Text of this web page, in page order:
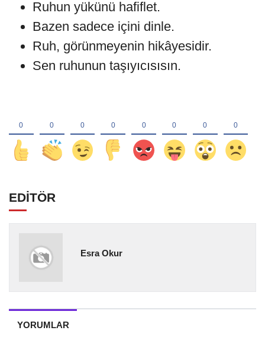
Ruhun yükünü hafiflet.
Bazen sadece içini dinle.
Ruh, görünmeyenin hikâyesidir.
Sen ruhunun taşıyıcısısın.
EDİTÖR
Esra Okur
YORUMLAR